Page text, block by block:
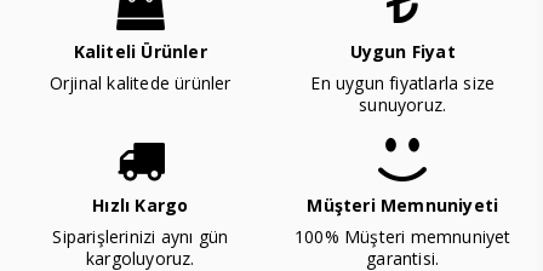
Kaliteli Ürünler
Orjinal kalitede ürünler
Uygun Fiyat
En uygun fiyatlarla size
sunuyoruz.
Hızlı Kargo
Siparişlerinizi aynı gün
kargoluyoruz.
Müşteri Memnuniyeti
100% Müşteri memnuniyet
garantisi.